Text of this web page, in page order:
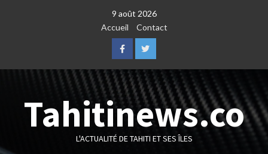
9 août 2026
Accueil
Contact
FacebookTwitter
Tahitinews.co
L'ACTUALITÉ DE TAHITI ET SES ÎLES